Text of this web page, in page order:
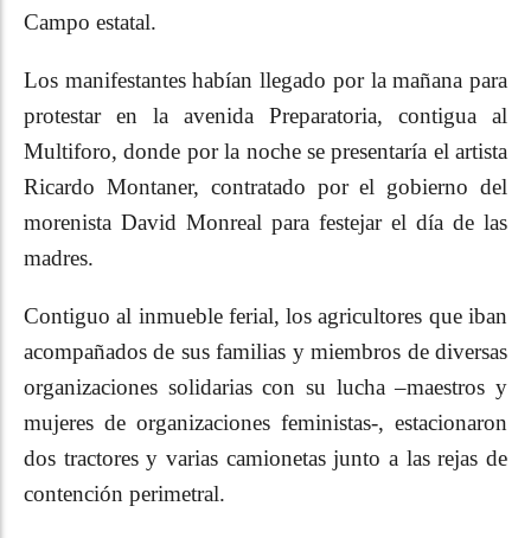
Campo estatal.
Los manifestantes habían llegado por la mañana para
protestar en la avenida Preparatoria, contigua al
Multiforo, donde por la noche se presentaría el artista
Ricardo Montaner, contratado por el gobierno del
morenista David Monreal para festejar el día de las
madres.
Contiguo al inmueble ferial, los agricultores que iban
acompañados de sus familias y miembros de diversas
organizaciones solidarias con su lucha –maestros y
mujeres de organizaciones feministas-, estacionaron
dos tractores y varias camionetas junto a las rejas de
contención perimetral.